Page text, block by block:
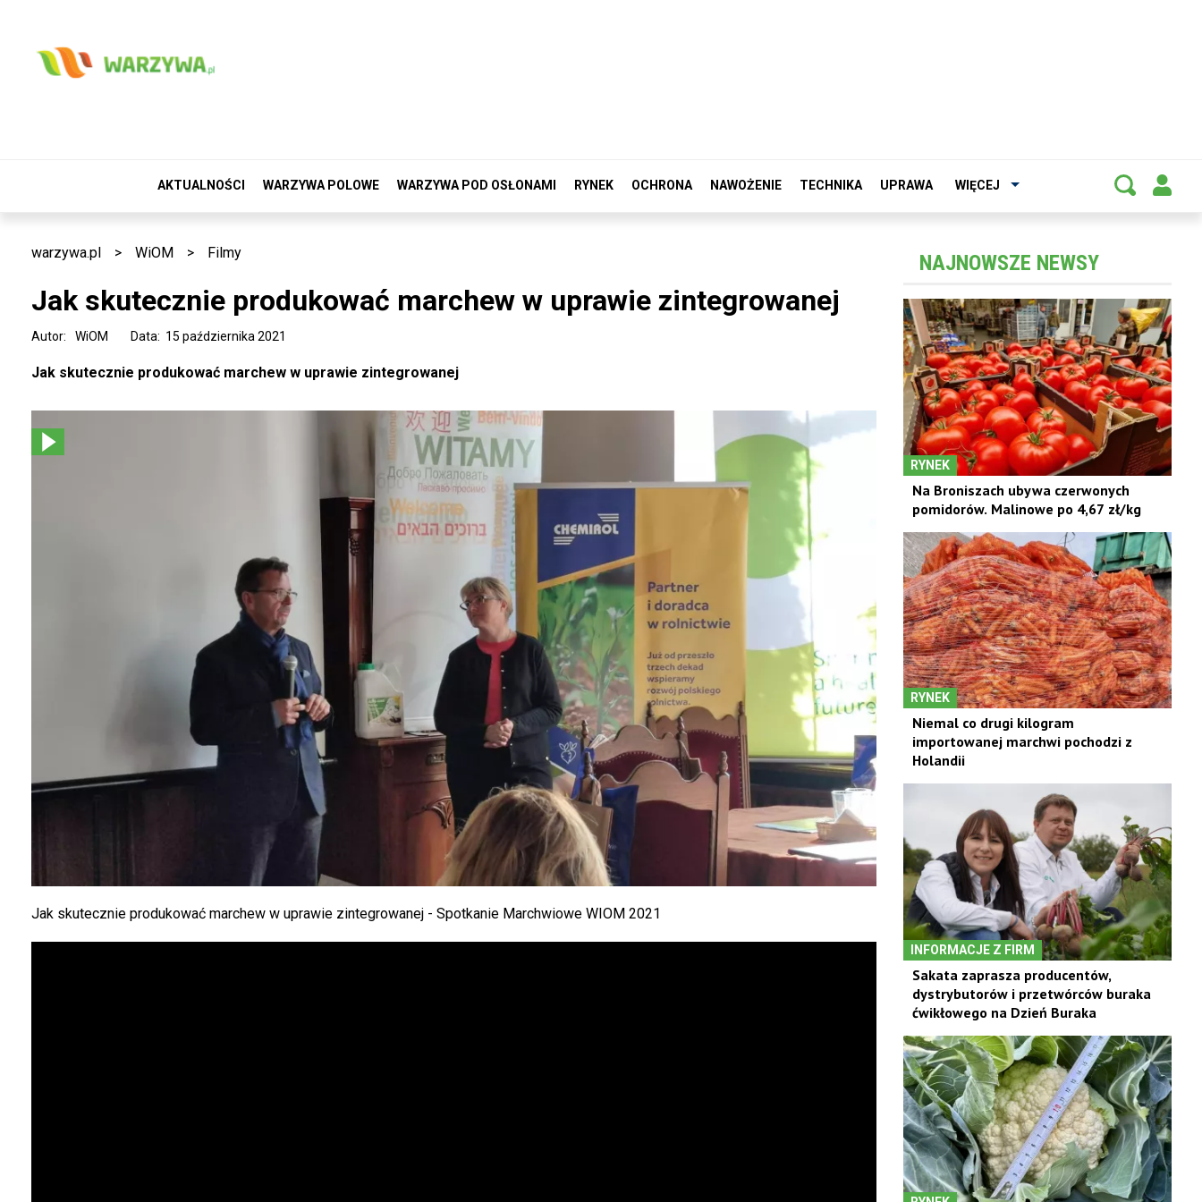
AKTUALNOŚCI WARZYWA POLOWE WARZYWA POD OSŁONAMI RYNEK OCHRONA NAWOŻENIE TECHNIKA UPRAWA WIĘCEJ
warzywa.pl > WiOM > Filmy
Jak skutecznie produkować marchew w uprawie zintegrowanej
Data: 15 października 2021
Autor: WiOM
Jak skutecznie produkować marchew w uprawie zintegrowanej
Jak skutecznie produkować marchew w uprawie zintegrowanej - Spotkanie Marchwiowe WIOM 2021
NAJNOWSZE NEWSY
RYNEK
Na Broniszach ubywa czerwonych
pomidorów. Malinowe po 4,67 zł/kg
RYNEK
Niemal co drugi kilogram
importowanej marchwi pochodzi z
Holandii
INFORMACJE Z FIRM
Sakata zaprasza producentów,
dystrybutorów i przetwórców buraka
ćwikłowego na Dzień Buraka